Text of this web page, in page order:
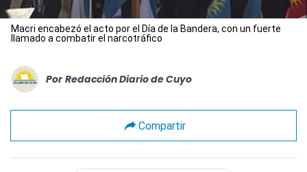
Macri encabezó el acto por el Día de la Bandera, con un fuerte
llamado a combatir el narcotráfico
Por Redacción Diario de Cuyo
Compartir